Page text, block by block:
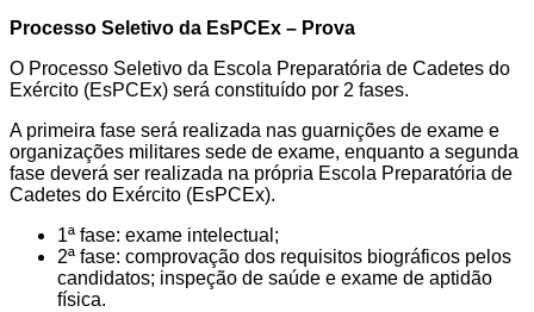
Processo Seletivo da EsPCEx – Prova
O Processo Seletivo da Escola Preparatória de Cadetes do
Exército (EsPCEx) será constituído por 2 fases.
A primeira fase será realizada nas guarnições de exame e
organizações militares sede de exame, enquanto a segunda
fase deverá ser realizada na própria Escola Preparatória de
Cadetes do Exército (EsPCEx).
1ª fase: exame intelectual;
2ª fase: comprovação dos requisitos biográficos pelos
candidatos; inspeção de saúde e exame de aptidão
física.